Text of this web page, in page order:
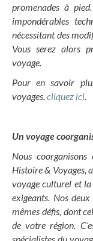
promenades à
impondérables
nécessitant des
Vous serez alors
voyage.
Pour en savoir
voyages,cliquez ici.
Un voyage
Nous
Histoire & Voyages,
voyage culturel et
exigeants. Nos
mêmes défis, dont
de votre région.